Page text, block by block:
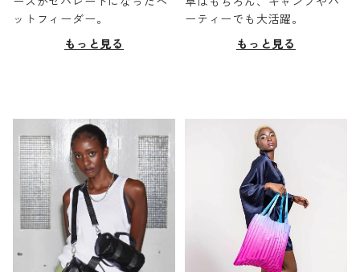
ットフィーダー。
もっと見る
ーティーでも大活躍。
もっと見る